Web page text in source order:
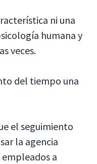
ni una
humana y
veces.
del tiempo una
el seguimiento
la agencia
a